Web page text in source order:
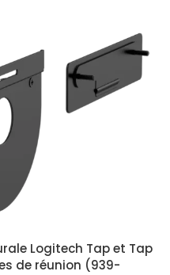
Logitech Tap et Tap
de réunion (939-